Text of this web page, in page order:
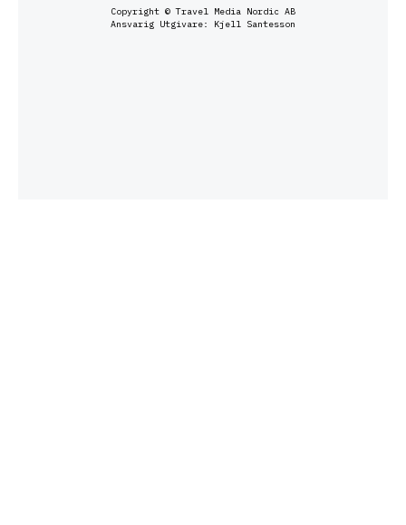
Copyright © Travel Media Nordic AB
Ansvarig Utgivare: Kjell Santesson